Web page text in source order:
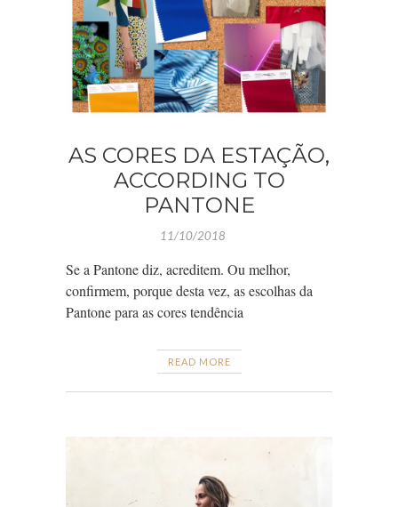
AS CORES DA ESTAÇÃO,
ACCORDING TO
PANTONE
11/10/2018
Se a Pantone diz, acreditem. Ou melhor,
confirmem, porque desta vez, as escolhas da
Pantone para as cores tendência
READ MORE